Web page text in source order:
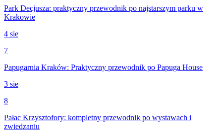
Park Decjusza: praktyczny przewodnik po najstarszym parku w
Krakowie
4 sie
7
Papugarnia Kraków: Praktyczny przewodnik po Papuga House
3 sie
8
Pałac Krzysztofory: kompletny przewodnik po wystawach i
zwiedzaniu